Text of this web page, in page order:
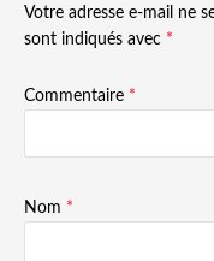
Votre adresse e-mail ne
sont indiqués avec *
Commentaire *
Nom *